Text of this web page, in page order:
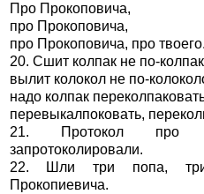
Про Прокоповича,
про Прокоповича,
про Прокоповича, про твоего.
20. Сшит колпак не по-
вылит колокол не по-
надо колпак
перевыкалпоковать,
21. Протокол про
запротоколировали.
22. Шли три попа,
Прокопиевича.